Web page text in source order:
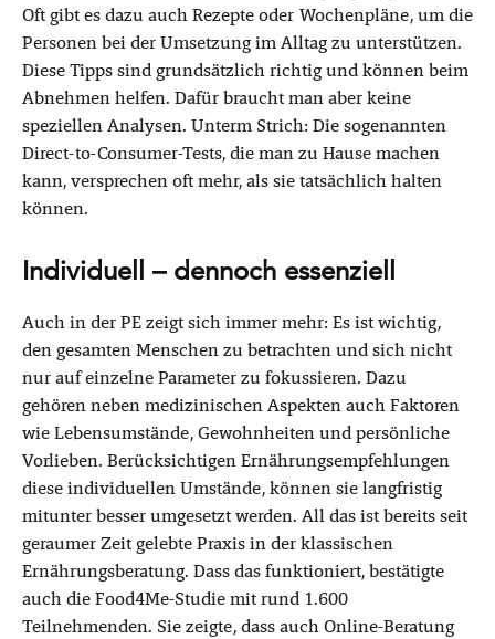
Oft gibt es dazu auch Rezepte oder Wochenpläne, um die
Personen bei der Umsetzung im Alltag zu unterstützen.
Diese Tipps sind grundsätzlich richtig und können beim
Abnehmen helfen. Dafür braucht man aber keine
speziellen Analysen. Unterm Strich: Die sogenannten
Direct-to-Consumer-Tests, die man zu Hause machen
kann, versprechen oft mehr, als sie tatsächlich halten
können.
Individuell – dennoch essenziell
Auch in der PE zeigt sich immer mehr: Es ist wichtig,
den gesamten Menschen zu betrachten und sich nicht
nur auf einzelne Parameter zu fokussieren. Dazu
gehören neben medizinischen Aspekten auch Faktoren
wie Lebensumstände, Gewohnheiten und persönliche
Vorlieben. Berücksichtigen Ernährungsempfehlungen
diese individuellen Umstände, können sie langfristig
mitunter besser umgesetzt werden. All das ist bereits seit
geraumer Zeit gelebte Praxis in der klassischen
Ernährungsberatung. Dass das funktioniert, bestätigte
auch die Food4Me-Studie mit rund 1.600
Teilnehmenden. Sie zeigte, dass auch Online-Beratung